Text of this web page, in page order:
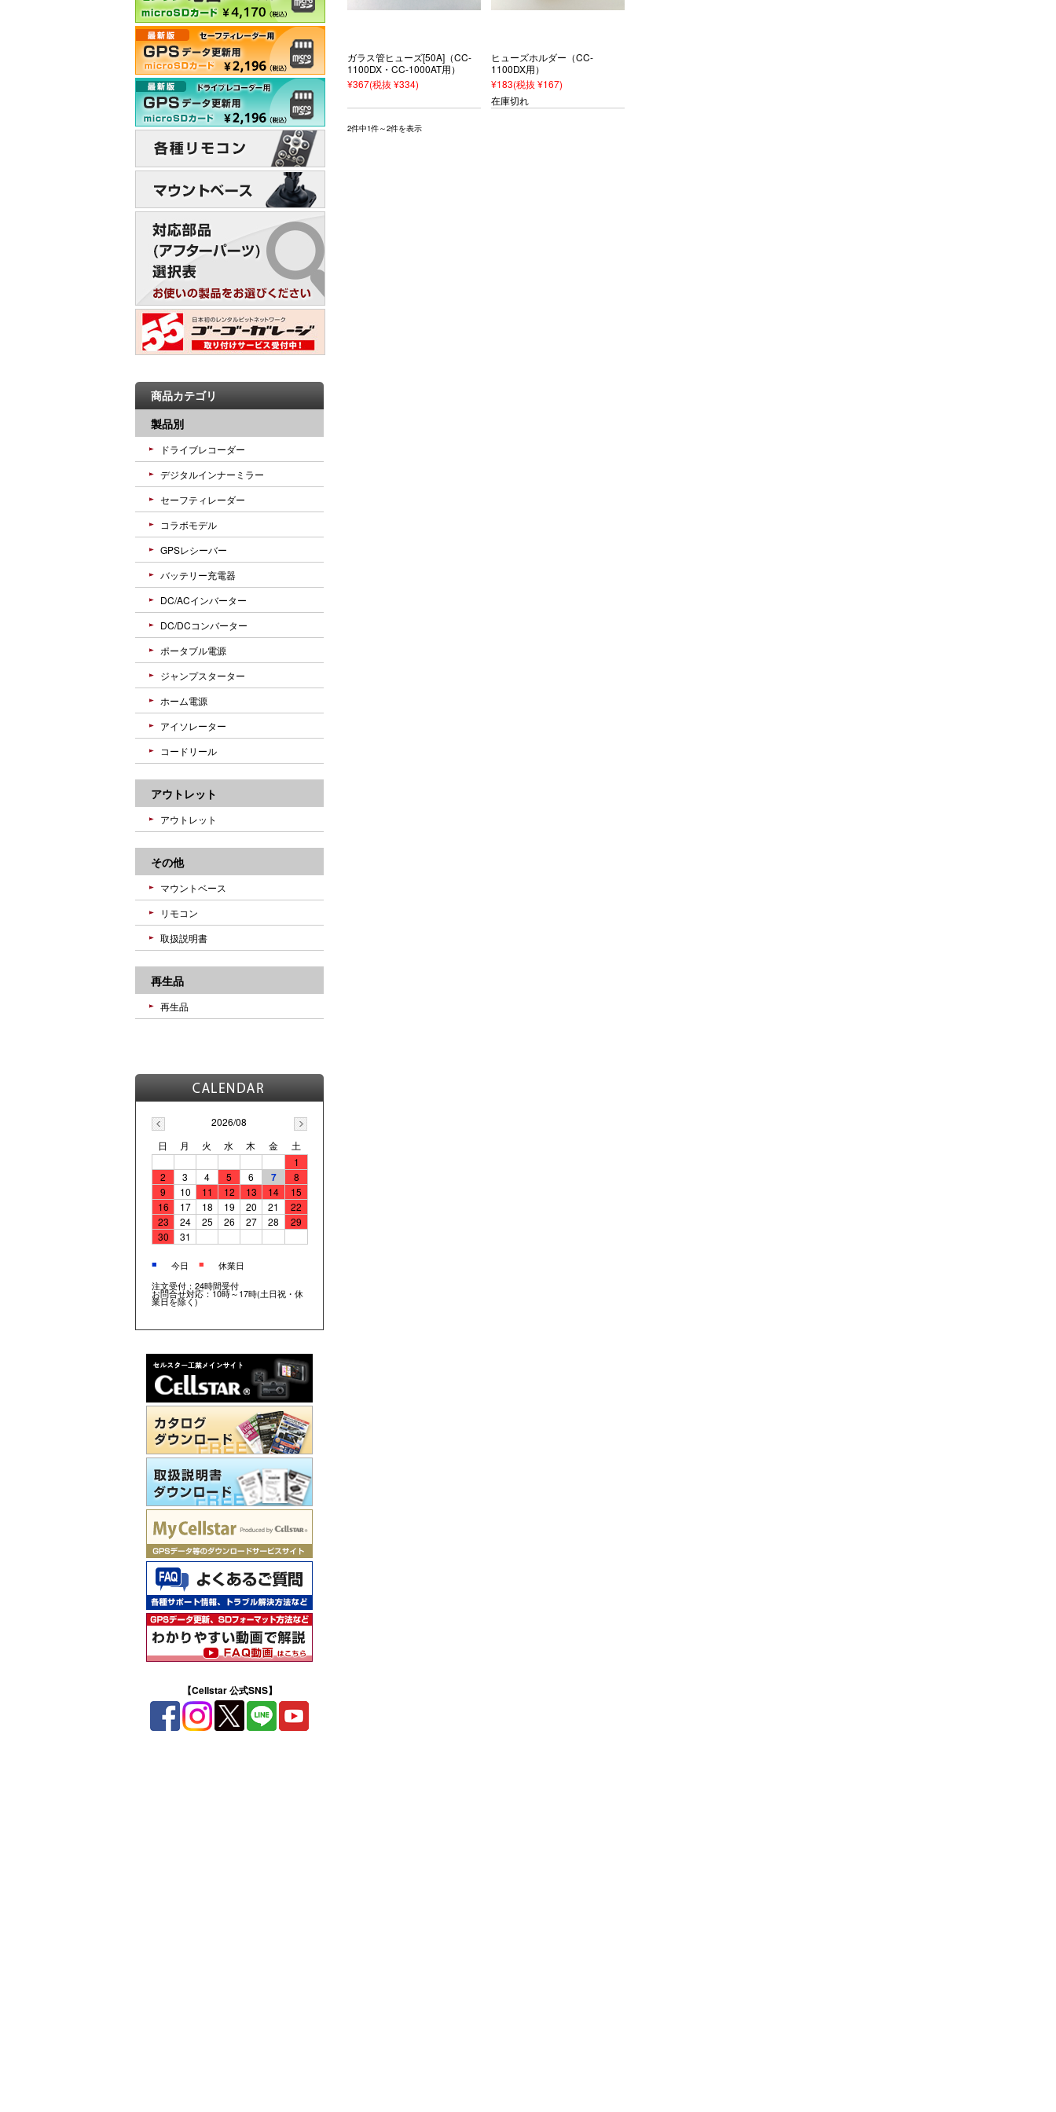
ガラス管ヒューズ[50A]（CC-
1100DX・CC-1000AT用）
¥367(税抜 ¥334)
ヒューズホルダー（CC-
1100DX用）
¥183(税抜 ¥167)
在庫切れ
2件中1件～2件を表示
商品カテゴリ
製品別
ドライブレコーダー
デジタルインナーミラー
セーフティレーダー
コラボモデル
GPSレシーバー
バッテリー充電器
DC/ACインバーター
DC/DCコンバーター
ポータブル電源
ジャンプスターター
ホーム電源
アイソレーター
コードリール
アウトレット
アウトレット
その他
マウントベース
リモコン
取扱説明書
再生品
再生品
2026/08
日
月 火 水 木 金
土
1
2
3 4 5 6 7
8
9
10 11 12 13 14
15
16
17 18 19 20 21
22
23
24 25 26 27 28
29
30
31
■ 今日 ■
休業日
注文受付：24時間受付
お問合せ対応：10時～17時(土日祝・休
業日を除く)
【Cellstar 公式SNS】